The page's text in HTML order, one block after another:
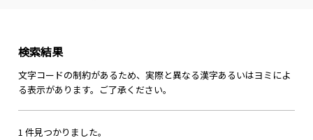
検索結果
文字コードの制約があるため、実際と異なる漢字あるいはヨミによ
る表示があります。ご了承ください。
1 件見つかりました。